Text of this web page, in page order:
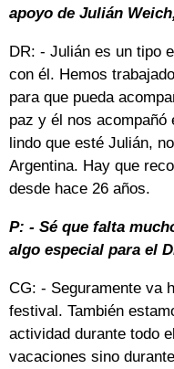
apoyo de Julián
DR: - Julián es un tipo
con él. Hemos
para que pueda
paz y él nos
lindo que esté Julián,
Argentina. Hay que
desde hace 26 años.
P: - Sé que falta
algo especial para el
CG: - Seguramente va
festival. También
actividad durante todo
vacaciones sino